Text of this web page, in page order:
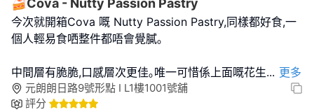
🍰Cova - Nutty Passion Pastry
今次就開箱Cova 嘅 Nutty Passion Pastry,同樣都好食,一
個人輕易食哂整件都唔會覺膩｡
中間層有脆脆,口感層次更佳｡唯一可惜係上面嘅花生... 更多
元朗朗日路9號形點 I L1樓1001號舖
評分